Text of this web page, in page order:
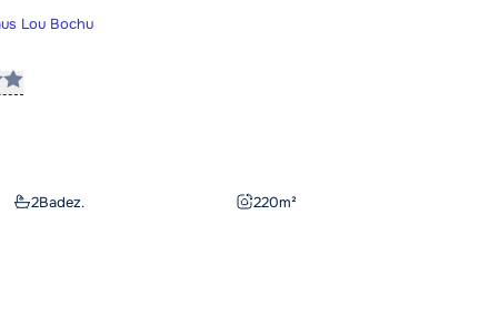
Lou Bochu
2Badez. 220m²